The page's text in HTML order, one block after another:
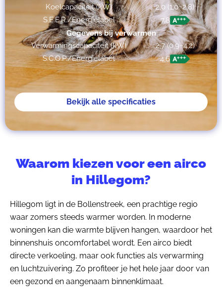
Koelcapaciteit (kW)
2,0 (1,0~2,8)
S.E.E.R./Energielabel
7,8
Gegevens bij verwarmen
Verwarmingscapaciteit (kW)
2,7 (0,9~4,2)
S.C.O.P./Energielabel
4,6
Bekijk alle specificaties
Waarom kiezen voor een airco
in Hillegom?
Hillegom ligt in de Bollenstreek, een prachtige regio
waar zomers steeds warmer worden. In moderne
woningen kan die warmte blijven hangen, waardoor het
binnenshuis oncomfortabel wordt. Een airco biedt
directe verkoeling, maar ook functies als verwarming
en luchtzuivering. Zo profiteer je het hele jaar door van
een gezond en aangenaam binnenklimaat.